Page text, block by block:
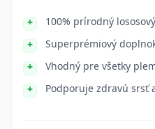
100% prírodný
Superprémiový
Vhodný pre všetky
Podporuje zdravú srsť